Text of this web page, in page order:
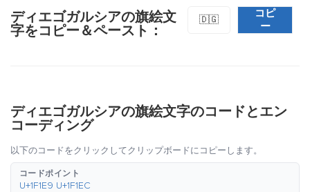
ディエゴガルシアの旗絵文
字をコピー＆ペースト：
🇩🇬
コピ
ー
ディエゴガルシアの旗絵文字のコードとエン
コーディング
以下のコードをクリックしてクリップボードにコピーします。
コードポイント
U+1F1E9 U+1F1EC